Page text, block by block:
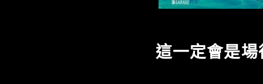
這一定會是